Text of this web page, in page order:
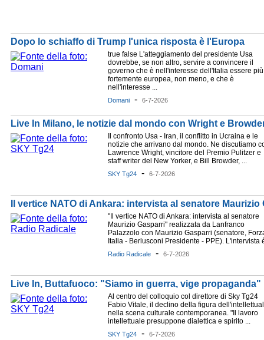
Dopo lo schiaffo di Trump l'unica risposta è l'Europa
true false L'atteggiamento del presidente Usa
dovrebbe, se non altro, servire a convincere il
governo che è nell'interesse dell'Italia essere più
fortemente europea, non meno, e che è
nell'interesse ...
Domani - 6-7-2026
Live In Milano, le notizie dal mondo con Wright e
Il confronto Usa - Iran, il conflitto in Ucraina e le
notizie che arrivano dal mondo. Ne discutiamo
Lawrence Wright, vincitore del Premio Pulitzer e
staff writer del New Yorker, e Bill Browder, ...
SKY Tg24 - 6-7-2026
Il vertice NATO di Ankara: intervista al senatore Maurizio
"Il vertice NATO di Ankara: intervista al senatore
Maurizio Gasparri" realizzata da Lanfranco
Palazzolo con Maurizio Gasparri (senatore,
Italia - Berlusconi Presidente - PPE). L'intervista
Radio Radicale - 6-7-2026
Live In, Buttafuoco: "Siamo in guerra, vige propaganda"
Al centro del colloquio col direttore di Sky Tg24
Fabio Vitale, il declino della figura
nella scena culturale contemporanea. "Il lavoro
intellettuale presuppone dialettica e spirito ...
SKY Tg24 - 6-7-2026